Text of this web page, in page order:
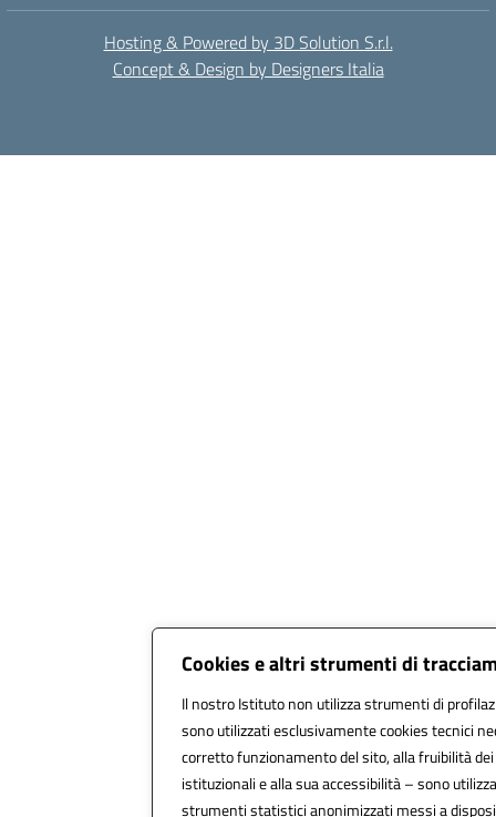
Cookies e altri strumenti di
Il nostro Istituto non utilizza strumenti di
sono utilizzati esclusivamente cookies tecnici
corretto funzionamento del sito, alla fruibilità
istituzionali e alla sua accessibilità – sono
strumenti statistici anonimizzati messi a
Hosting & Powered by 3D Solution S.r.l.
Concept & Design by Designers Italia